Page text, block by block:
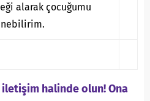
alarak çocuğumu
halinde olun! Ona